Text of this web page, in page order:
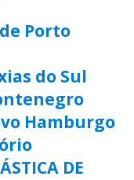
Porto
do Sul
Hamburgo
DE